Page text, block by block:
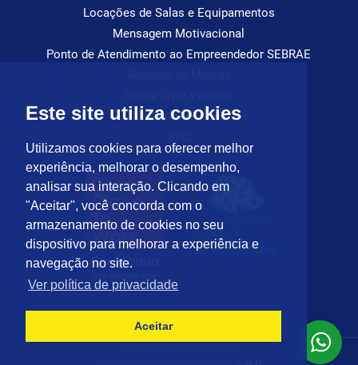
Este site utiliza cookies
Utilizamos cookies para oferecer melhor
experiência, melhorar o desempenho,
analisar sua interação. Clicando em
"Aceitar", você concorda com o
armazenamento de cookies no seu
dispositivo para melhorar a experiência e
navegação no site.
Ver política de privacidade
Aceitar
Locações de Salas e Equipamentos
Mensagem Motivacional
Ponto de Atendimento ao Empreendedor SEBRAE
Saúde Ocupacional